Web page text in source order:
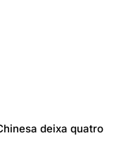
deixa quatro